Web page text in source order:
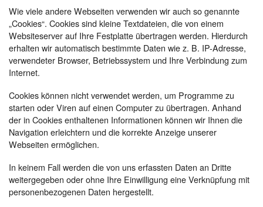
Wie viele andere Webseiten verwenden wir auch so genannte
„Cookies“. Cookies sind kleine Textdateien, die von einem
Websiteserver auf Ihre Festplatte übertragen werden. Hierdurch
erhalten wir automatisch bestimmte Daten wie z. B. IP-Adresse,
verwendeter Browser, Betriebssystem und Ihre Verbindung zum
Internet.
Cookies können nicht verwendet werden, um Programme zu
starten oder Viren auf einen Computer zu übertragen. Anhand
der in Cookies enthaltenen Informationen können wir Ihnen die
Navigation erleichtern und die korrekte Anzeige unserer
Webseiten ermöglichen.
In keinem Fall werden die von uns erfassten Daten an Dritte
weitergegeben oder ohne Ihre Einwilligung eine Verknüpfung mit
personenbezogenen Daten hergestellt.